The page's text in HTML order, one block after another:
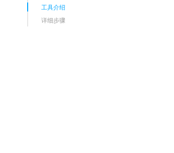
工具介绍
详细步骤